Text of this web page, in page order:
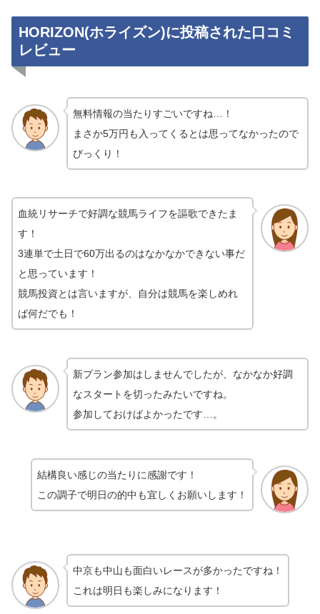
HORIZON(ホライズン)に投稿された口コミ
レビュー
無料情報の当たりすごいですね…！
まさか5万円も入ってくるとは思ってなかったので
びっくり！
血統リサーチで好調な競馬ライフを謳歌できたま
す！
3連単で土日で60万出るのはなかなかできない事だ
と思っています！
競馬投資とは言いますが、自分は競馬を楽しめれ
ば何だでも！
新プラン参加はしませんでしたが、なかなか好調
なスタートを切ったみたいですね。
参加しておけばよかったです…。
結構良い感じの当たりに感謝です！
この調子で明日の的中も宜しくお願いします！
中京も中山も面白いレースが多かったですね！
これは明日も楽しみになります！